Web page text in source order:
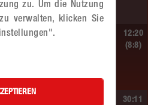
|
12:20
(8:8)
30:11
zu. Um die Nutzung
verwalten, klicken Sie